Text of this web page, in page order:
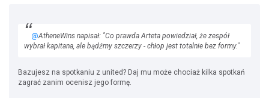
@AtheneWins napisał: "Co prawda Arteta powiedział, że zespół
wybrał kapitana, ale bądźmy szczerzy - chłop jest totalnie bez formy."
Bazujesz na spotkaniu z united? Daj mu może chociaż kilka spotkań
zagrać zanim ocenisz jego formę.